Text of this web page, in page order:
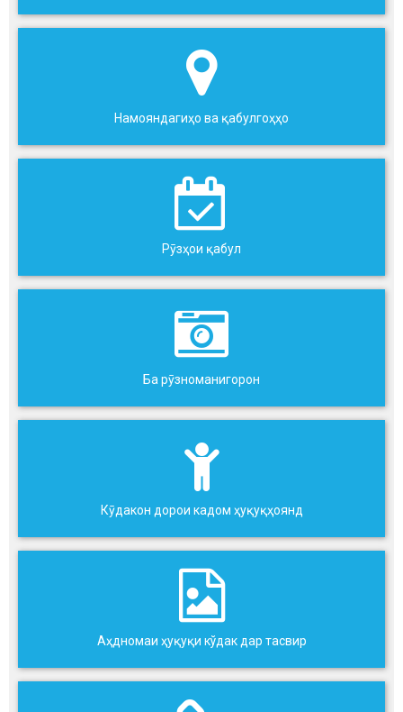
Намояндагиҳо ва қабулгоҳҳо
Рӯзҳои қабул
Ба рӯзноманигорон
Кӯдакон дорои кадом ҳуқуқҳоянд
Аҳдномаи ҳуқуқи кўдак дар тасвир